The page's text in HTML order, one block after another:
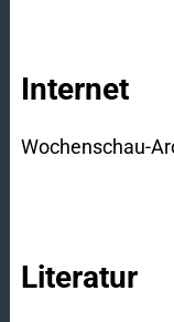
Internet
Wochenschau-
Literatur